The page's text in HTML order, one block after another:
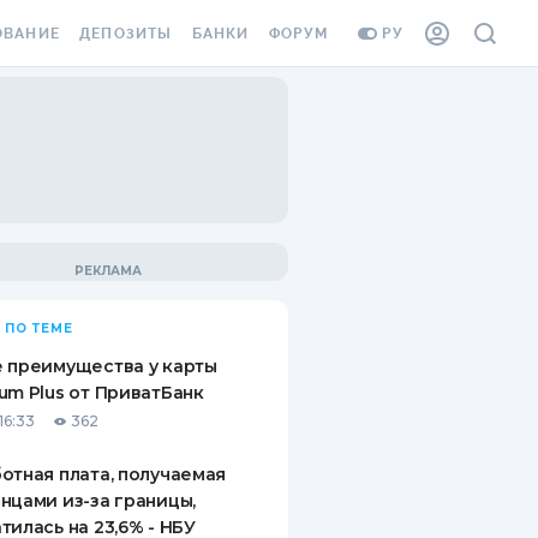
РУ
ВИНЬЕТКА
СОТРУДНИКОВ
ОТ
СЛУЧАЕВ
ДЕПОЗИТЫ
ВОПРОСЫ И ОТВЕТЫ
ПУТЕВОДИТЕЛИ ПО
БАНКИ ФОРУМ
ПО ТЕМЕ
преимущества у карты
Plus от ПриватБанк
362
плата, получаемая
из-за границы,
на 23,6% - НБУ